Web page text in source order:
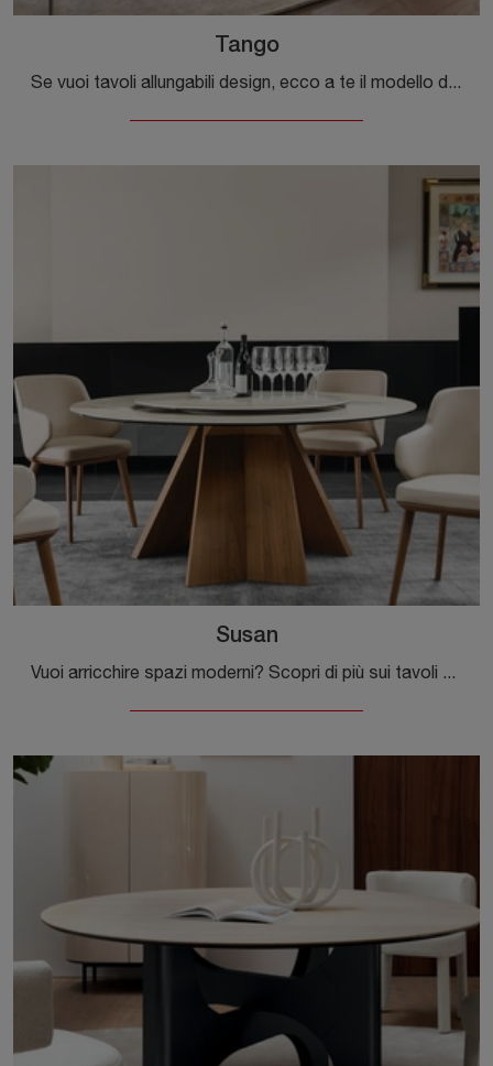
Tango
Se vuoi tavoli allungabili design, ecco a te il modello da pranzo in ceramica Tango del brand Calligaris.
Susan
Vuoi arricchire spazi moderni? Scopri di più sui tavoli moderni fissi: il modello da pranzo Susan ti sta aspettando.